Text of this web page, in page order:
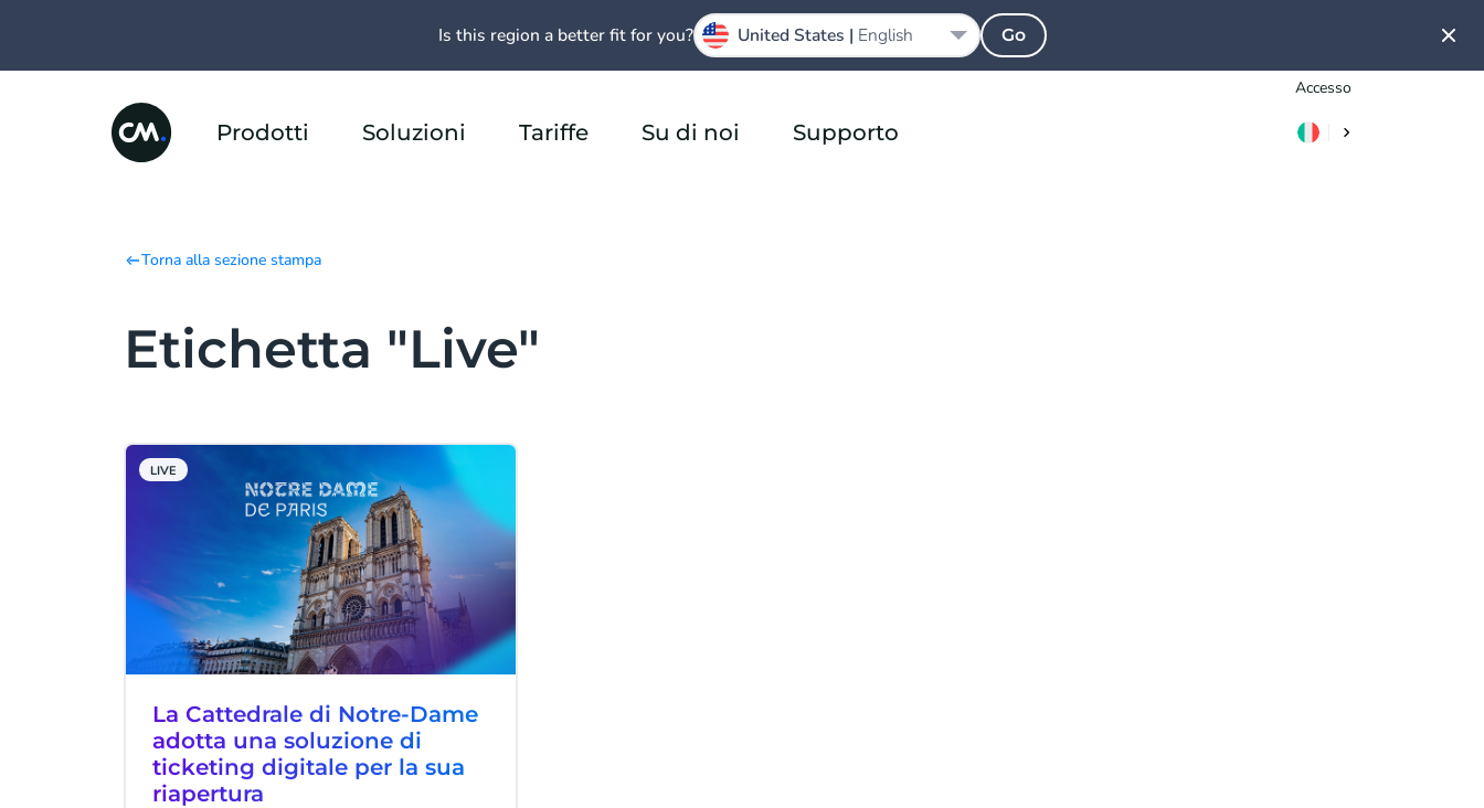
Accesso
Prodotti Soluzioni Tariffe Su di noi Supporto
Torna alla sezione stampa
Etichetta "Live"
LIVE
La Cattedrale di Notre-Dame
adotta una soluzione di
ticketing digitale per la sua
riapertura
Is this region a better fit for you? United States | English Go